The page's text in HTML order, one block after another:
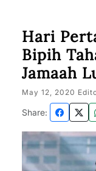
Hari
Bipih
Jamaah
May 12, 2020
Share: